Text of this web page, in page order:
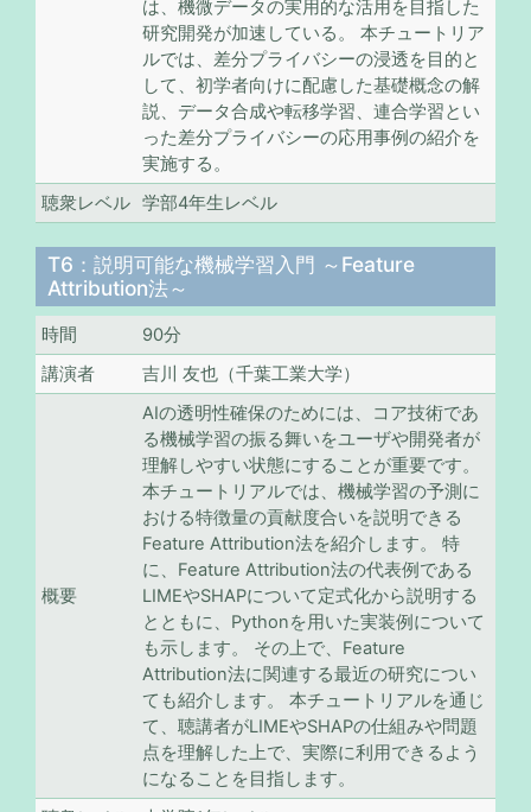
は、機微データの実用的な活用を目指した
研究開発が加速している。 本チュートリア
ルでは、差分プライバシーの浸透を目的と
して、初学者向けに配慮した基礎概念の解
説、データ合成や転移学習、連合学習とい
った差分プライバシーの応用事例の紹介を
実施する。
聴衆レベル 学部4年生レベル
T6：説明可能な機械学習入門 ～Feature
Attribution法～
時間
90分
講演者
吉川 友也（千葉工業大学）
概要
AIの透明性確保のためには、コア技術であ
る機械学習の振る舞いをユーザや開発者が
理解しやすい状態にすることが重要です。
本チュートリアルでは、機械学習の予測に
おける特徴量の貢献度合いを説明できる
Feature Attribution法を紹介します。 特
に、Feature Attribution法の代表例である
LIMEやSHAPについて定式化から説明する
とともに、Pythonを用いた実装例について
も示します。 その上で、Feature
Attribution法に関連する最近の研究につい
ても紹介します。 本チュートリアルを通じ
て、聴講者がLIMEやSHAPの仕組みや問題
点を理解した上で、実際に利用できるよう
になることを目指します。